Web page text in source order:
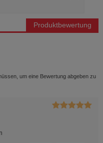
Produktbewertung
um eine Bewertung abgeben zu